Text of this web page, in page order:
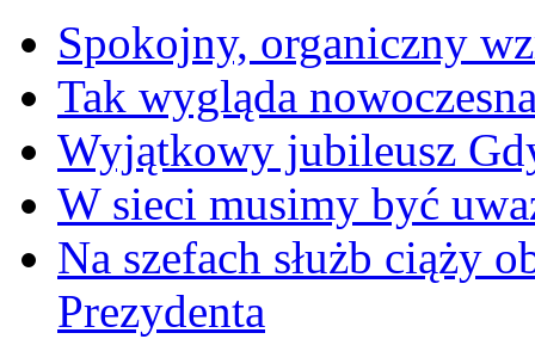
Spokojny, organiczny
Tak wygląda
Wyjątkowy jubileusz
W sieci musimy być
Na szefach służb ciąży
Prezydenta